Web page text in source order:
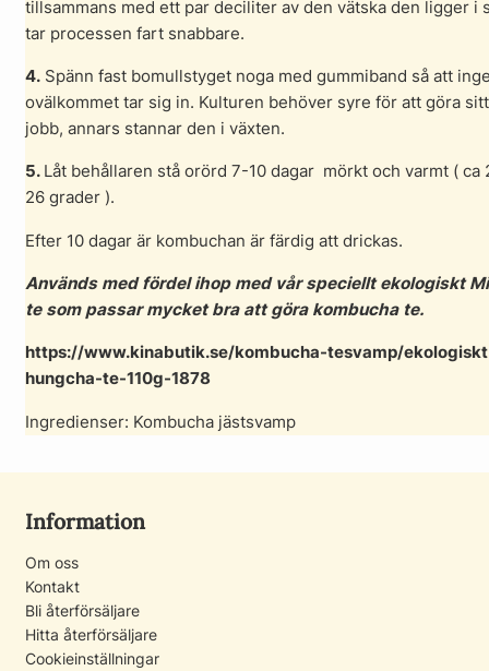
tillsammans med ett par deciliter av den vätska den ligger i
tar processen fart snabbare.
4.Spänn fast bomullstyget noga med gummiband så att
ovälkommet tar sig in. Kulturen behöver syre för att göra sitt
jobb, annars stannar den i växten.
5. Låt behållaren stå orörd 7-10 dagar mörkt och varmt ( ca
26 grader ).
Efter 10 dagar är kombuchan är färdig att drickas.
Används med fördel ihop med vår speciellt ekologiskt
te som passar mycket bra att göra kombucha te.
https://www.kinabutik.se/kombucha-tesvamp/
hungcha-te-110g-1878
Ingredienser: Kombucha jästsvamp
Information
Om oss
Kontakt
Bli återförsäljare
Hitta återförsäljare
Cookieinställningar